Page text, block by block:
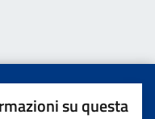
su questa